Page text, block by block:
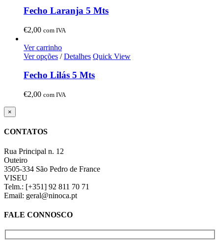
Fecho Laranja 5 Mts
€2,00 com IVA
Ver carrinho
Ver opções / Detalhes Quick View
Fecho Lilás 5 Mts
€2,00 com IVA
Close
product
view
×
CONTATOS
Rua Principal n. 12
Outeiro
3505-334 São Pedro de France
VISEU
Telm.: [+351] 92 811 70 71
Email: geral@ninoca.pt
FALE CONNOSCO